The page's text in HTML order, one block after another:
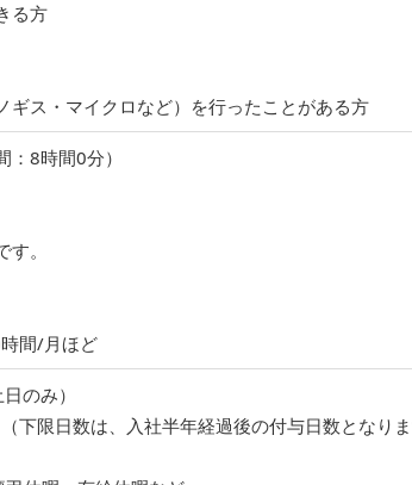
る方
ギス・マイクロなど）を行ったことがある方
8時間0分）
。
間/月ほど
のみ）
下限日数は、入社半年経過後の付与日数となりま